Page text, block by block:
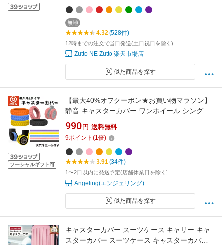
無地
4.32(528件)
12時までの注文で当日発送(土日祝日を除く)
Zutto NE Zutto 楽天市場店
似た商品を探す
ソーシャルギフト可
【最大40%オフクーポン★お買い物マラソン】
静音 キャスターカバー ワンホイール シングル
ストッパー スーツケース カバー キャスター 椅
子脚カバー キャスターストッパー 傷防止 固定
騒音抑える キャップ キャスター台 汚れにくい
傷つけにくい 水洗い可能
990 円 送料無料
9ポイント (1倍)
3.91(34件)
1〜2日以内に発送予定(店舗休業日を除く)
Angeling(エンジェリング)
似た商品を探す
キャスターカバー スーツケース キャリー キャ
スターカバー スーツケース キャスターカバー